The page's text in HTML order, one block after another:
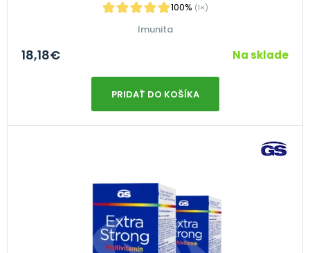
100% (1×)
Imunita
18,18€ Na sklade
PRIDAŤ DO KOŠÍKA